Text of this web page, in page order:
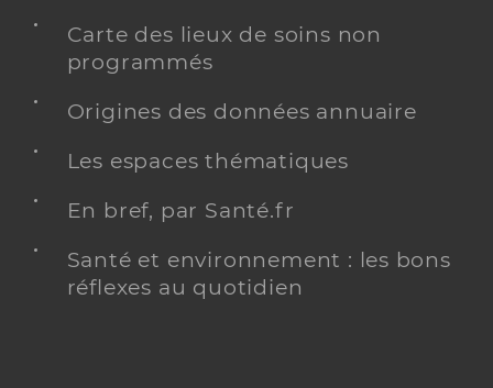
Carte des lieux de soins non
programmés
Origines des données annuaire
Les espaces thématiques
En bref, par Santé.fr
Santé et environnement : les bons
réflexes au quotidien